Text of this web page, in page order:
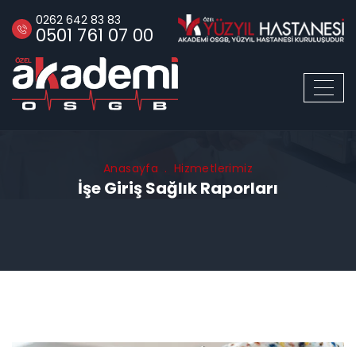
0262 642 83 83
0501 761 07 00
Anasayfa Hizmetlerimiz
İşe Giriş Sağlık Raporları